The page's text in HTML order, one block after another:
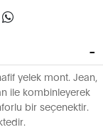
yelek mont. Jean,
ile kombinleyerek
bir seçenektir.